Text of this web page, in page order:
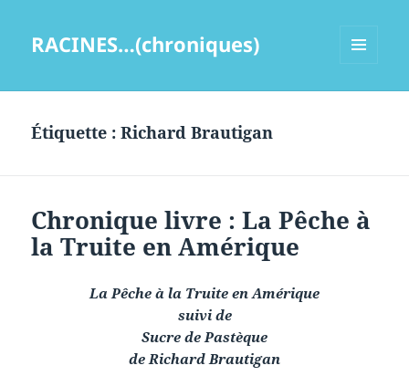
RACINES…(chroniques)
Étiquette :Richard Brautigan
Chronique livre : La Pêche à
la Truite en Amérique
La Pêche à la Truite en Amérique
suivi de
Sucre de Pastèque
de Richard Brautigan